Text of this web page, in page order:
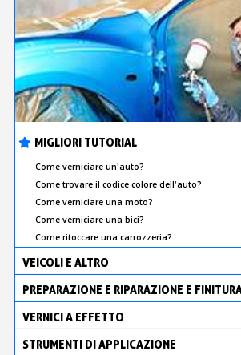
MIGLIORI TUTORIAL
Come verniciare un'auto?
Come trovare il codice colore dell'auto?
Come verniciare una moto?
Come verniciare una bici?
Come ritoccare una carrozzeria?
VEICOLI E ALTRO
PREPARAZIONE E RIPARAZIONE E
VERNICI A EFFETTO
STRUMENTI DI APPLICAZIONE